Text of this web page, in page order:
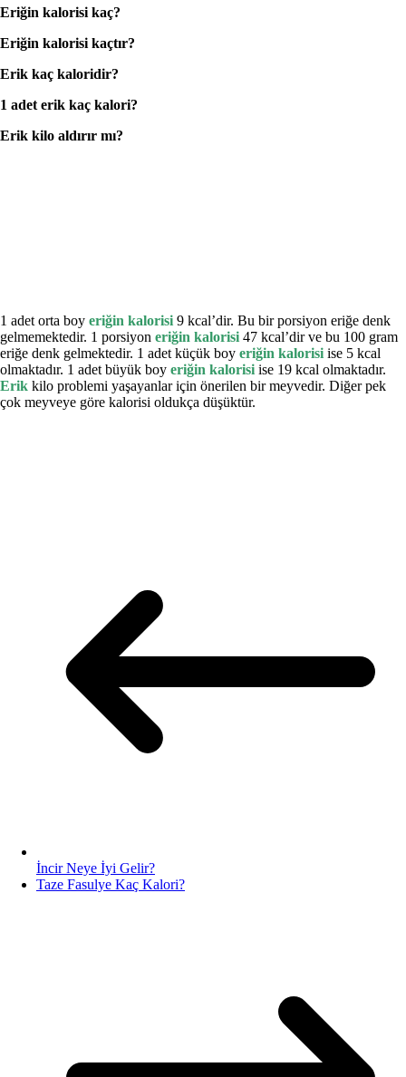
Eriğin kalorisi kaç?
Eriğin kalorisi kaçtır?
Erik kaç kaloridir?
1 adet erik kaç kalori?
Erik kilo aldırır mı?
1 adet orta boy eriğin kalorisi 9 kcal’dir. Bu bir porsiyon eriğe denk
gelmemektedir. 1 porsiyon eriğin kalorisi 47 kcal’dir ve bu 100 gram
eriğe denk gelmektedir. 1 adet küçük boy eriğin kalorisi ise 5 kcal
olmaktadır. 1 adet büyük boy eriğin kalorisi ise 19 kcal olmaktadır.
Erik kilo problemi yaşayanlar için önerilen bir meyvedir. Diğer pek
çok meyveye göre kalorisi oldukça düşüktür.
İncir Neye İyi Gelir?
Taze Fasulye Kaç Kalori?